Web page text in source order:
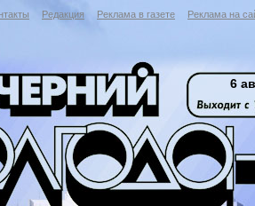
Редакция Реклама в газете Реклама на
6